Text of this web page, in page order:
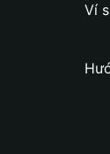
Ví